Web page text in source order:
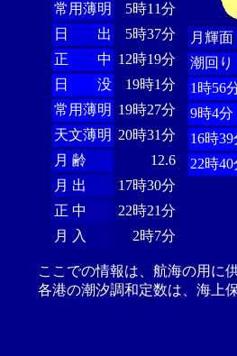
常用薄明
5時11分
日 出
5時37分
正 中 12時19分
日 没
19時1分
常用薄明 19時27分
天文薄明 20時31分
月 齢
12.6
月 出
17時30分
正 中
22時21分
月 入
2時7分
月輝面
潮回り
1時56
9時4分
16時39
22時40
ここでの情報は、航海の用に
各港の潮汐調和定数は、海上